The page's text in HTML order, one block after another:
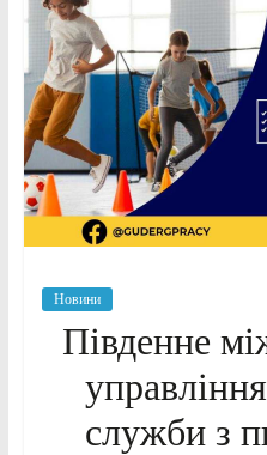
Новини
Південне
служби з